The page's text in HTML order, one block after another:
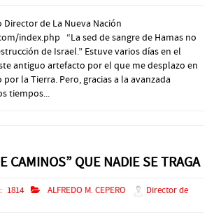
Director de La Nueva Nación
index.php “La sed de sangre de Hamas no
de Israel.” Estuve varios días en el
antiguo artefacto por el que me desplazo en
la Tierra. Pero, gracias a la avanzada
tiempos...
CAMINOS” QUE NADIE SE TRAGA
1814 ALFREDO M. CEPERO
Director de